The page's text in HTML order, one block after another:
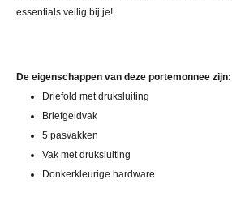
essentials veilig bij je!
De eigenschappen van deze portemonnee zijn:
Driefold met druksluiting
Briefgeldvak
5 pasvakken
Vak met druksluiting
Donkerkleurige hardware